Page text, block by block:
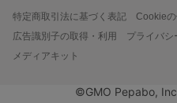
特定商取引法に基づく表記
Cookie
広告識別子の取得・利用
プライバシ
メディアキット
©GMO Pepabo,